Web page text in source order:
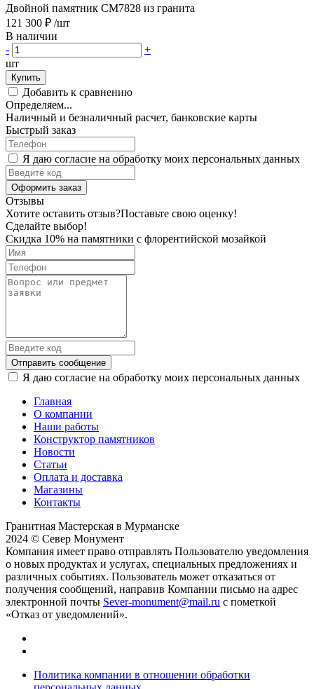
Двойной памятник CM7828 из гранита
121 300 ₽ /шт
В наличии
-
+
шт
Купить
Добавить к сравнению
Определяем...
Наличный и безналичный расчет, банковские карты
Быстрый заказ
Я даю согласие на обработку моих персональных данных
Оформить заказ
Отзывы
Хотите оставить отзыв?Поставьте свою оценку!
Сделайте выбор!
Скидка 10% на памятники с флорентийской мозайкой
Отправить сообщение
Я даю согласие на обработку моих персональных данных
Главная
О компании
Наши работы
Конструктор памятников
Новости
Статьи
Оплата и доставка
Магазины
Контакты
Гранитная Мастерская в Мурманске
2024 © Север Монумент
Компания имеет право отправлять Пользователю уведомления
о новых продуктах и услугах, специальных предложениях и
различных событиях. Пользователь может отказаться от
получения сообщений, направив Компании письмо на адрес
электронной почты Sever-monument@mail.ru с пометкой
«Отказ от уведомлений».
Политика компании в отношении обработки